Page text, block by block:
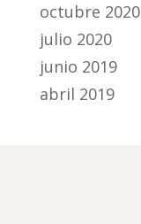
octubre 2020
julio 2020
junio 2019
abril 2019